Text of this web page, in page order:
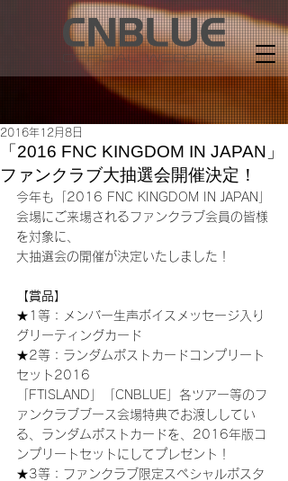
「2016 FNC KINGDOM IN JAPAN」
ファンクラブ大抽選会開催決定！
2016年12月8日
今年も「2016 FNC KINGDOM IN JAPAN」
会場にご来場されるファンクラブ会員の皆様
を対象に、
大抽選会の開催が決定いたしました！
【賞品】
★1等：メンバー生声ボイスメッセージ入り
グリーティングカード
★2等：ランダムポストカードコンプリート
セット2016
「FTISLAND」「CNBLUE」各ツアー等のフ
ァンクラブブース会場特典でお渡ししてい
る、ランダムポストカードを、2016年版コ
ンプリートセットにしてプレゼント！
★3等：ファンクラブ限定スペシャルポスタ